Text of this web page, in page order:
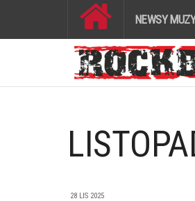
NEWSY
28 LIS 2025